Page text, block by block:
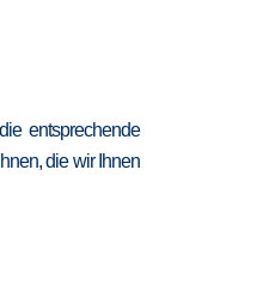
entsprechende
die wir Ihnen